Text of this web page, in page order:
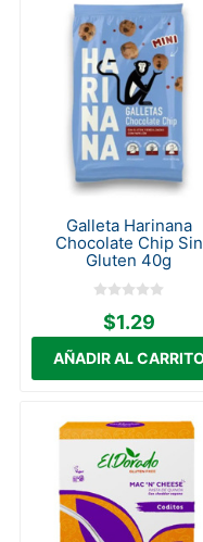
Galleta Harinana
Chocolate Chip Sin
Gluten 40g
$1.29